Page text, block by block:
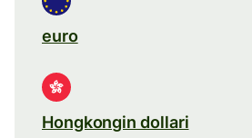
euro
Hongkongin dollari